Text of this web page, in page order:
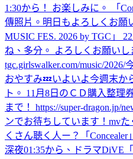
1:30から！ お楽しみに。 「
傳照片。 明日もよろしくお願
MUSIC FES. 2026 by TGC」
ね、多分。 よろしくお願いし
tgc.girlswalker.com/music/2026/
おやすみ💤いよいよ今週末か
ト。 11月8日のＣＤ購入整理
まで！ https://super-dragon.jp/
ンでお待ちしています！ mvた
くさん聴く人ー？
「
深夜01:35から、ドラマDiVE